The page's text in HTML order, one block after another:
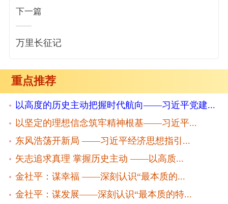
下一篇
万里长征记
重点推荐
以高度的历史主动把握时代航向——习近平党建...
以坚定的理想信念筑牢精神根基——习近平...
东风浩荡开新局 ——习近平经济思想指引...
矢志追求真理 掌握历史主动 ——以高质...
金社平：谋幸福 ——深刻认识“最本质的...
金社平：谋发展——深刻认识“最本质的特...